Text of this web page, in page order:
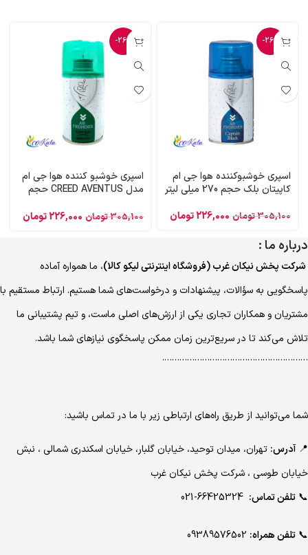
-26%
اسپری خوشبوکننده هوا جی ام
کاپیتان بلک حجم 270 میلی لیتر
305,100تومان 226,000تومان
-26%
اسپری خوشبو کننده هوا جی ام
مدل CREED AVENTUS حجم
305,100تومان 226,000تومان
درباره ما :
شرکت پخش نیکان غرب (فروشگاه اینترنتی لیکو کالا)، ما همواره آماده
پاسخگویی به سؤالات، پیشنهادات و درخواست‌های شما هستیم. ارتباط مستقیم با
مشتریان و همکاران تجاری یکی از ارزش‌های اصلی ماست، و تیم پشتیبانی ما
تلاش می‌کند تا در سریع‌ترین زمان ممکن پاسخگوی نیازهای شما باشد.
………………………………………………….
شما می‌توانید از طریق راه‌های ارتباطی زیر با ما در تماس باشید:
📍 آدرس: تهران، میدان توحید، خیابان گلبار، خیابان اسکندری شمالی ، نبش
خیابان طوسی ، شرکت پخش نیکان غرب
📞 تلفن تماس:
📞 تلفن همراه: